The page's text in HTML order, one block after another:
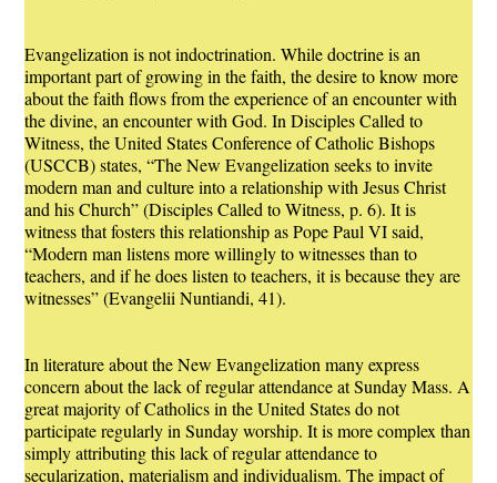
Evangelization is not indoctrination. While doctrine is an
important part of growing in the faith, the desire to know more
about the faith flows from the experience of an encounter with
the divine, an encounter with God. In Disciples Called to
Witness, the United States Conference of Catholic Bishops
(USCCB) states, “The New Evangelization seeks to invite
modern man and culture into a relationship with Jesus Christ
and his Church” (Disciples Called to Witness, p. 6). It is
witness that fosters this relationship as Pope Paul VI said,
“Modern man listens more willingly to witnesses than to
teachers, and if he does listen to teachers, it is because they are
witnesses” (Evangelii Nuntiandi, 41).
In literature about the New Evangelization many express
concern about the lack of regular attendance at Sunday Mass. A
great majority of Catholics in the United States do not
participate regularly in Sunday worship. It is more complex than
simply attributing this lack of regular attendance to
secularization, materialism and individualism. The impact of